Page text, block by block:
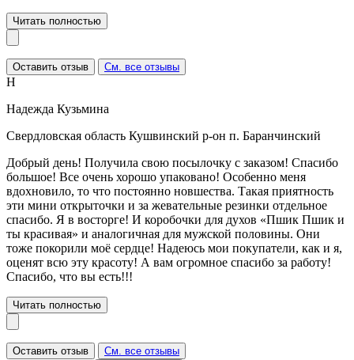
Читать полностью
Оставить отзыв См. все отзывы
Н
Надежда Кузьмина
Свердловская область Кушвинский р-он п. Баранчинский
Добрый день! Получила свою посылочку с заказом! Спасибо
большое! Все очень хорошо упаковано! Особенно меня
вдохновило, то что постоянно новшества. Такая приятность
эти мини открыточки и за жевательные резинки отдельное
спасибо. Я в восторге! И коробочки для духов «Пшик Пшик и
ты красивая» и аналогичная для мужской половины. Они
тоже покорили моё сердце! Надеюсь мои покупатели, как и я,
оценят всю эту красоту! А вам огромное спасибо за работу!
Спасибо, что вы есть!!!
Читать полностью
Оставить отзыв См. все отзывы